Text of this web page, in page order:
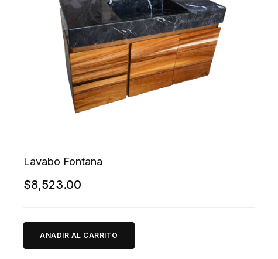
Lavabo Fontana
$8,523.00
ANADIR AL CARRITO